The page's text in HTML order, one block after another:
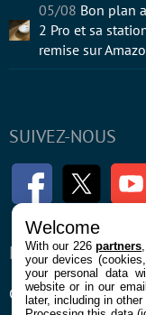
SUIVEZ-NOUS
FacebookTwitter
ENTREPRISE
Confidentialité et
05/08 Bon plan
2 Pro et sa
remise sur
Welcome
With our 226partners
your devices
your personal data
website or in our
later, including in other